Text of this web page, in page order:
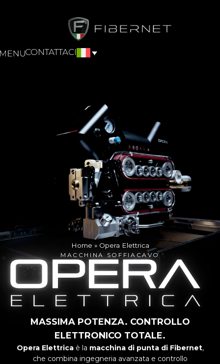
CONTATTACI
Home » Opera Elettrica
MACCHINA SOFFIACAVO
MASSIMA POTENZA. CONTROLLO
ELETTRONICO TOTALE.
Opera Elettricaè la macchina di punta di Fibernet,
che combina ingegneria avanzata e controllo